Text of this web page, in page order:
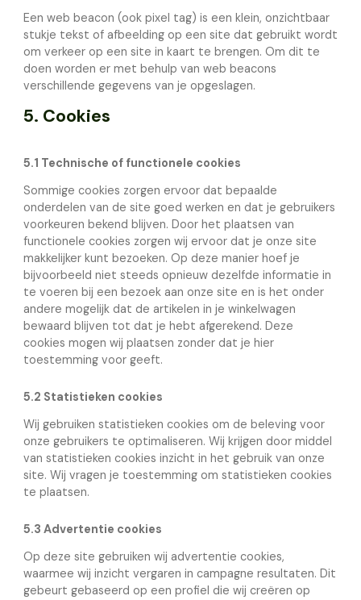
Een web beacon (ook pixel tag) is een klein, onzichtbaar
stukje tekst of afbeelding op een site dat gebruikt wordt
om verkeer op een site in kaart te brengen. Om dit te
doen worden er met behulp van web beacons
verschillende gegevens van je opgeslagen.
5. Cookies
5.1 Technische of functionele cookies
Sommige cookies zorgen ervoor dat bepaalde
onderdelen van de site goed werken en dat je gebruikers
voorkeuren bekend blijven. Door het plaatsen van
functionele cookies zorgen wij ervoor dat je onze site
makkelijker kunt bezoeken. Op deze manier hoef je
bijvoorbeeld niet steeds opnieuw dezelfde informatie in
te voeren bij een bezoek aan onze site en is het onder
andere mogelijk dat de artikelen in je winkelwagen
bewaard blijven tot dat je hebt afgerekend. Deze
cookies mogen wij plaatsen zonder dat je hier
toestemming voor geeft.
5.2 Statistieken cookies
Wij gebruiken statistieken cookies om de beleving voor
onze gebruikers te optimaliseren. Wij krijgen door middel
van statistieken cookies inzicht in het gebruik van onze
site. Wij vragen je toestemming om statistieken cookies
te plaatsen.
5.3 Advertentie cookies
Op deze site gebruiken wij advertentie cookies,
waarmee wij inzicht vergaren in campagne resultaten. Dit
gebeurt gebaseerd op een profiel die wij creëren op